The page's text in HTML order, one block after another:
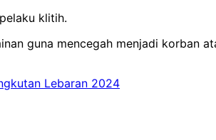
klitih.
guna mencegah menjadi korban
Lebaran 2024